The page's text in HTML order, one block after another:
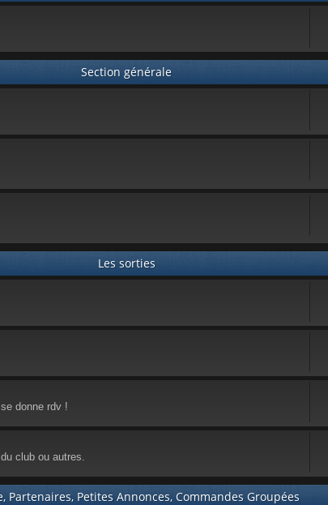
Section générale
Les sorties
donne rdv !
club ou autres.
Partenaires, Petites Annonces, Commandes Groupées